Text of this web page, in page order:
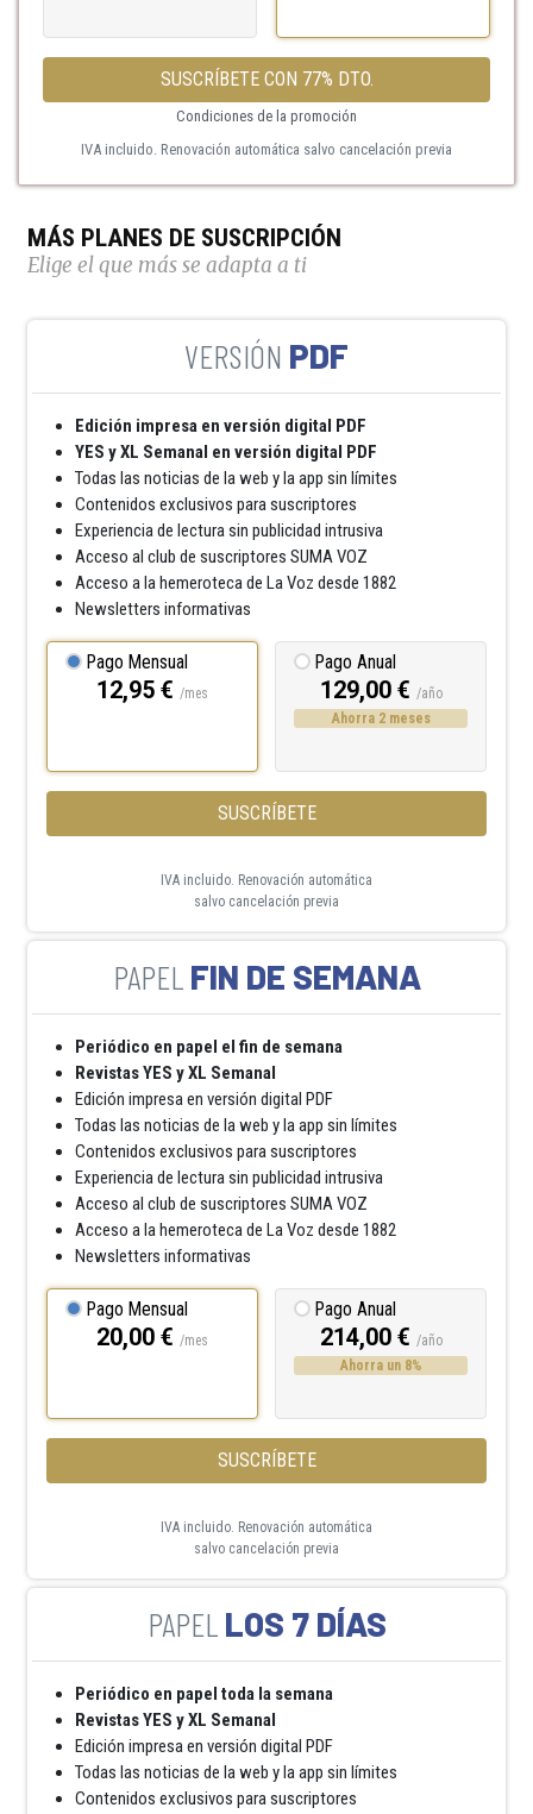
SUSCRÍBETE CON 77% DTO.
Condiciones de la promoción
IVA incluido. Renovación automática salvo cancelación previa
MÁS PLANES DE SUSCRIPCIÓN
Elige el que más se adapta a ti
PDF
Edición impresa en versión digital PDF
YES y XL Semanal en versión digital PDF
Todas las noticias de la web y la app sin límites
Contenidos exclusivos para suscriptores
Experiencia de lectura sin publicidad intrusiva
Acceso al club de suscriptores SUMA VOZ
Acceso a la hemeroteca de La Voz desde 1882
Newsletters informativas
Pago Mensual
12,95 € /mes
Pago Anual
129,00 € /año
Ahorra 2 meses
SUSCRÍBETE
IVA incluido. Renovación automática
salvo cancelación previa
FIN DE SEMANA
Periódico en papel el fin de semana
Revistas YES y XL Semanal
Edición impresa en versión digital PDF
Todas las noticias de la web y la app sin límites
Contenidos exclusivos para suscriptores
Experiencia de lectura sin publicidad intrusiva
Acceso al club de suscriptores SUMA VOZ
Acceso a la hemeroteca de La Voz desde 1882
Newsletters informativas
Pago Mensual
20,00 € /mes
Pago Anual
214,00 € /año
Ahorra un 8%
SUSCRÍBETE
IVA incluido. Renovación automática
salvo cancelación previa
LOS 7 DÍAS
Periódico en papel toda la semana
Revistas YES y XL Semanal
Edición impresa en versión digital PDF
Todas las noticias de la web y la app sin límites
Contenidos exclusivos para suscriptores